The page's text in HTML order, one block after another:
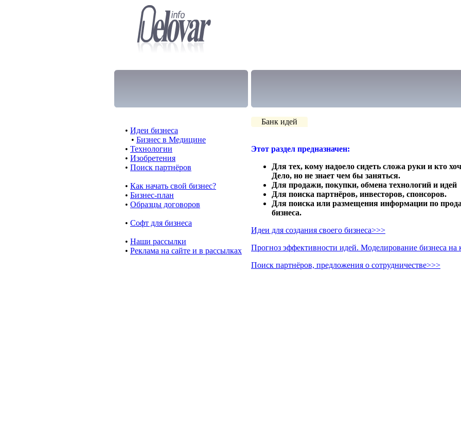
• Идеи бизнеса
• Бизнес в Медицине
• Технологии
• Изобретения
• Поиск партнёров
• Как начать свой бизнес?
• Бизнес-план
• Образцы договоров
• Cофт для бизнеса
• Наши рассылки
• Реклама на сайте и в рассылках
Банк идей
Этот раздел предназначен:
Для тех, кому надоело сидеть сложа руки и кто
Дело, но не знает чем бы заняться.
Для продажи, покупки, обмена технологий и идей
Для поиска партнёров, инвесторов, спонсоров.
Для поиска или размещения информации по
бизнеса.
Идеи для создания своего бизнеса>>>
Прогноз эффективности идей. Моделирование бизнеса на
Поиск партнёров, предложения о сотрудничестве>>>